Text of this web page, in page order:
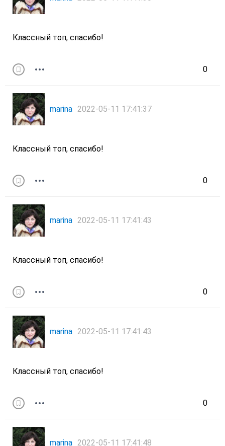
0
Классный топ, спасибо!
marina 2022-05-11 17:41:37
0
Классный топ, спасибо!
marina 2022-05-11 17:41:43
0
Классный топ, спасибо!
marina 2022-05-11 17:41:43
0
Классный топ, спасибо!
marina 2022-05-11 17:41:48